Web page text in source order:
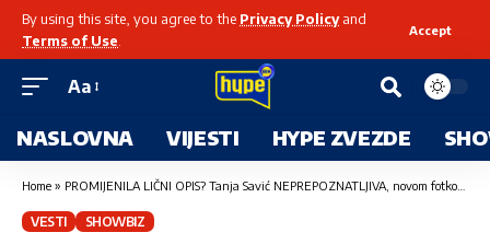
By using this site, you agree to the Privacy Policyand
Terms of Use
Accept
Aa
NASLOVNA VIJESTI HYPE ZVEZDE
Home » PROMIJENILA LIČNI OPIS? Tanja Savić NEPREPOZNATLJIVA, novom fotkom zapalila društvene mreže!
VESTI SHOWBIZ